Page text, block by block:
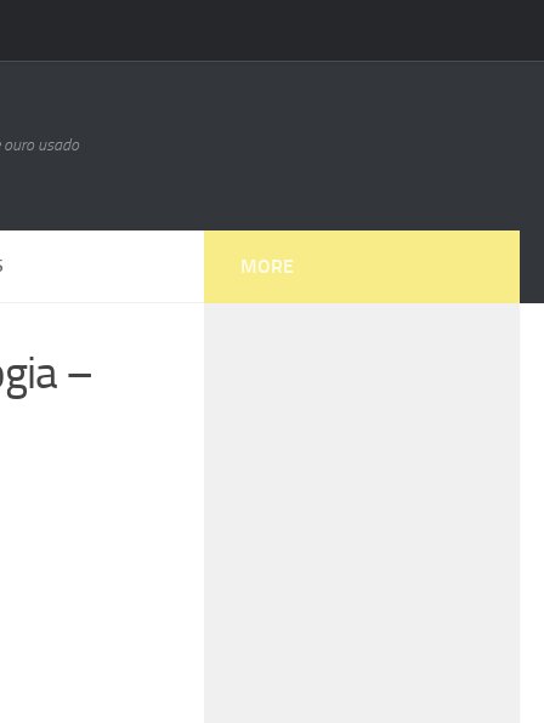
usado
–
MORE